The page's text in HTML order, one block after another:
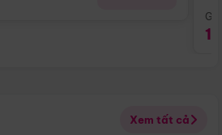
Xem tất cả
Điểm nổi bật